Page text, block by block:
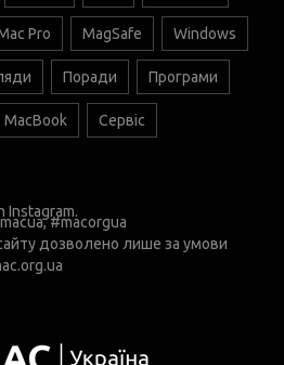
Pro MagSafe Windows
Поради Програми
Сервіс
Instagram.
, #macorgua
дозволено лише за умови